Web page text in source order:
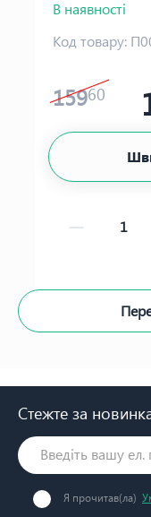
В наявності
Код товару:
15960
Стежте за
Я прочитав(ла)